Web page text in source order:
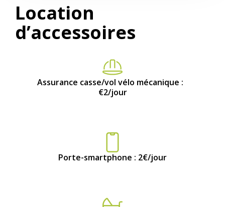
Location
d’accessoires
Assurance casse/vol vélo mécanique :
€2/jour
Porte-smartphone : 2€/jour